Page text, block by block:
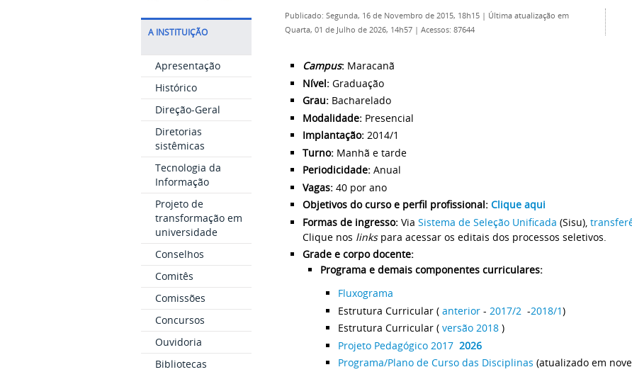
A INSTITUIÇÃO
Apresentação
Histórico
Direção-Geral
Diretorias
sistêmicas
Tecnologia da
Informação
Projeto de
transformação em
universidade
Conselhos
Comitês
Comissões
Concursos
Ouvidoria
Bibliotecas
Publicado: Segunda, 16 de Novembro de 2015, 18h15 | Última atualização em
Quarta, 01 de Julho de 2026, 14h57 | Acessos: 87644
Campus: Maracanã
Nível: Graduação
Grau: Bacharelado
Modalidade: Presencial
Implantação: 2014/1
Turno: Manhã e tarde
Periodicidade: Anual
Vagas: 40 por ano
Objetivos do curso e perfil profissional: Clique aqui
Formas de ingresso: Via Sistema de Seleção Unificada (Sisu),
Clique nos linkspara acessar os editais dos processos seletivos.
Grade e corpo docente:
Programa e demais componentes curriculares:
Fluxograma
Estrutura Curricular ( anterior - 2017/2 -2018/1)
Estrutura Curricular ( versão 2018 )
Projeto Pedagógico 2017 2026
Programa/Plano de Curso das Disciplinas (atualizado em